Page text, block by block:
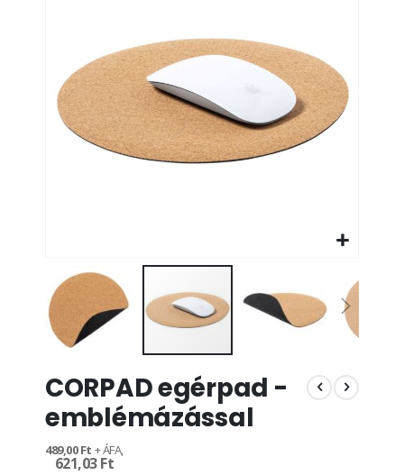
a
képgaléria
elejére
CORPAD egérpad -
emblémázással
621,03 Ft
489,00 Ft